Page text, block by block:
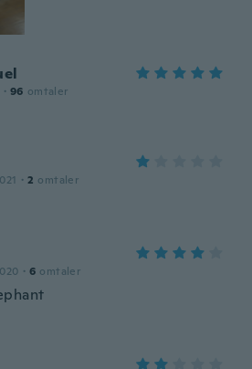
· 96 omtaler
· 2 omtaler
· 6 omtaler